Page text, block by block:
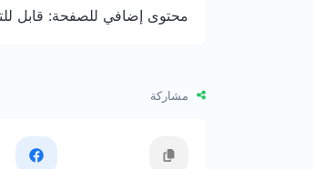
محتوى إضافي للصفحة: قابل
مشاركة